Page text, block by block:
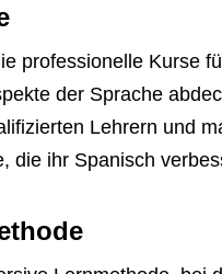
professionelle Kurse
der Sprache
Lehrern und
die ihr Spanisch